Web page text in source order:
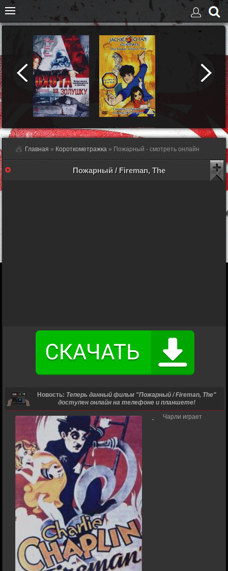
Главная » Короткометражка » Пожарный - смотреть онлайн
Пожарный / Fireman, The
Новость: Теперь данный фильм "Пожарный / Fireman, The"
доступен онлайн на телефоне и планшете!
Чарли играет